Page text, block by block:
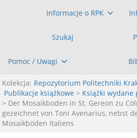
Informacje o RPK
Szukaj
Pomoc / Uwagi
Kolekcja: Repozytorium Politechniki
Publikacje książkowe > Książki wydane
> Der Mosaikboden in St. Gereon zu
gezeichnet von Toni Avenarius, nebst
Mosaikböden Italiens